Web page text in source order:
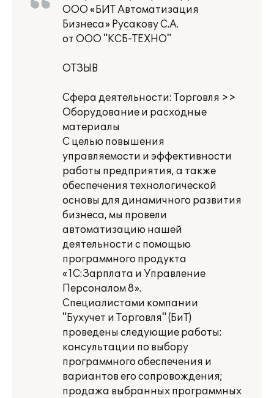
ООО «БИТ Автоматизация
Бизнеса» Русакову С.А.
от ООО "КСБ-ТЕХНО"
ОТЗЫВ
Сфера деятельности: Торговля >>
Оборудование и расходные
материалы
С целью повышения
управляемости и эффективности
работы предприятия, а также
обеспечения технологической
основы для динамичного развития
бизнеса, мы провели
автоматизацию нашей
деятельности с помощью
программного продукта
«1С:Зарплата и Управление
Персоналом 8».
Специалистами компании
"Бухучет и Торговля" (БиТ)
проведены следующие работы:
консультации по выбору
программного обеспечения и
вариантов его сопровождения;
продажа выбранных программных